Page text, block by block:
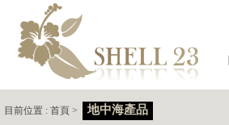
目前位置 : 首頁 > 地中海產品